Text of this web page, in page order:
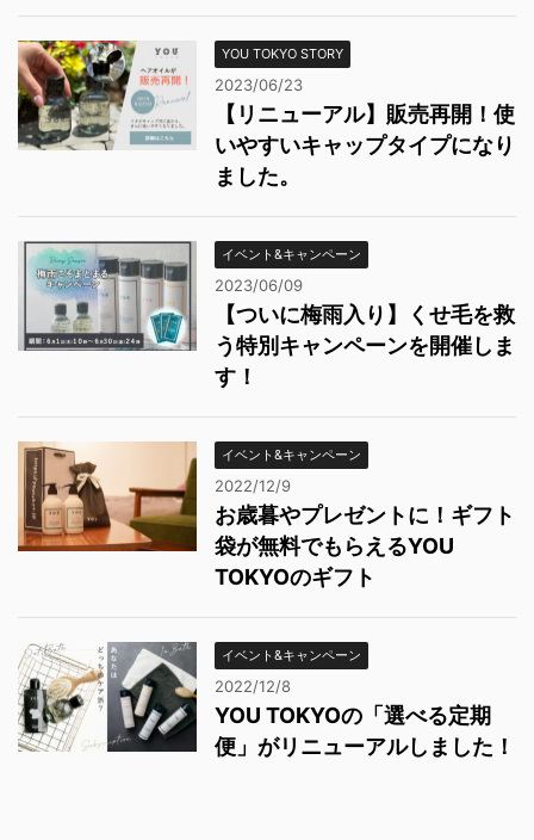
YOU TOKYO STORY
2023/06/23
【リニューアル】販売再開！使
いやすいキャップタイプになり
ました。
イベント&キャンペーン
2023/06/09
【ついに梅雨入り】くせ毛を救
う特別キャンペーンを開催しま
す！
イベント&キャンペーン
2022/12/9
お歳暮やプレゼントに！ギフト
袋が無料でもらえるYOU
TOKYOのギフト
イベント&キャンペーン
2022/12/8
YOU TOKYOの「選べる定期
便」がリニューアルしました！